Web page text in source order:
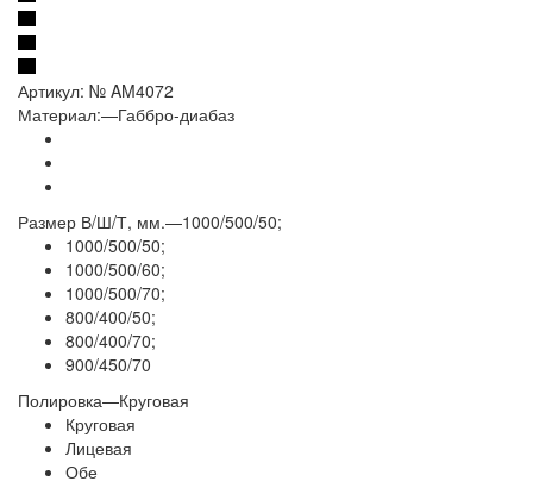
Артикул: № AM4072
Материал:—Габбро-диабаз
Размер В/Ш/Т, мм.—1000/500/50;
1000/500/50;
1000/500/60;
1000/500/70;
800/400/50;
800/400/70;
900/450/70
Полировка—Круговая
Круговая
Лицевая
Обе